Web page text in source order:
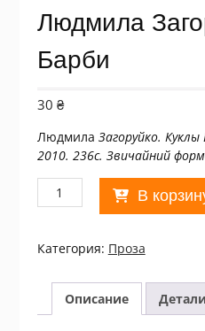
Людмила
Барби
30 ₴
Людмила Загоруйко.
2010. 236с. Звичайний
Количество
товара
Загоруйко.
Барби
В
Категория: Проза
Описание Детали